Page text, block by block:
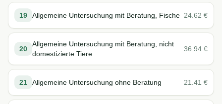
19 Allgemeine Untersuchung mit Beratung, Fische 24.62 €
20
Allgemeine Untersuchung mit Beratung, nicht
domestizierte Tiere
36.94 €
21 Allgemeine Untersuchung ohne Beratung 21.41 €